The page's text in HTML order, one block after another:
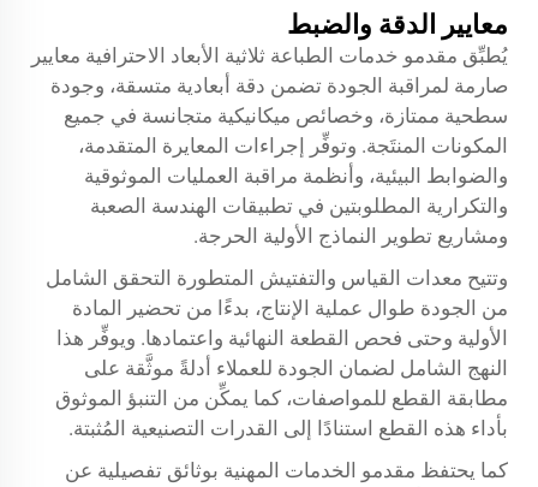
معايير الدقة والضبط
يُطبِّق مقدمو خدمات الطباعة ثلاثية الأبعاد الاحترافية معايير
صارمة لمراقبة الجودة تضمن دقة أبعادية متسقة، وجودة
سطحية ممتازة، وخصائص ميكانيكية متجانسة في جميع
المكونات المنتَجة. وتوفِّر إجراءات المعايرة المتقدمة،
والضوابط البيئية، وأنظمة مراقبة العمليات الموثوقية
والتكرارية المطلوبتين في تطبيقات الهندسة الصعبة
ومشاريع تطوير النماذج الأولية الحرجة.
وتتيح معدات القياس والتفتيش المتطورة التحقق الشامل
من الجودة طوال عملية الإنتاج، بدءًا من تحضير المادة
الأولية وحتى فحص القطعة النهائية واعتمادها. ويوفِّر هذا
النهج الشامل لضمان الجودة للعملاء أدلةً موثَّقة على
مطابقة القطع للمواصفات، كما يمكِّن من التنبؤ الموثوق
بأداء هذه القطع استنادًا إلى القدرات التصنيعية المُثبتة.
كما يحتفظ مقدمو الخدمات المهنية بوثائق تفصيلية عن